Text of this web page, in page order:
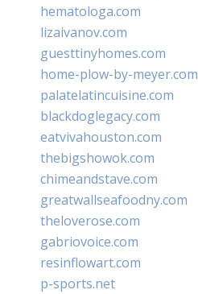
hematologa.com
lizaivanov.com
guesttinyhomes.com
home-plow-by-meyer.com
palatelatincuisine.com
blackdoglegacy.com
eatvivahouston.com
thebigshowok.com
chimeandstave.com
greatwallseafoodny.com
theloverose.com
gabriovoice.com
resinflowart.com
p-sports.net